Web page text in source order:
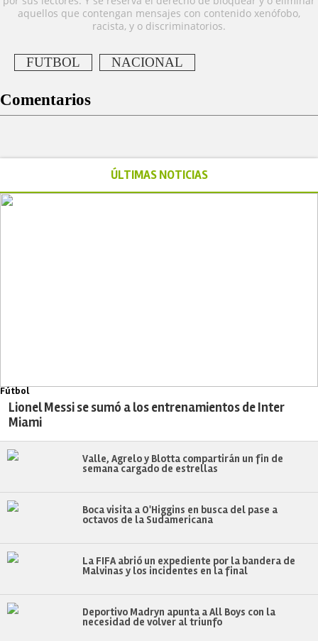
aquellos que contengan mensajes con contenido xenófobo,
racista, y o discriminatorios.
FUTBOL NACIONAL
Comentarios
ÚLTIMAS NOTICIAS
Fútbol
Lionel Messi se sumó a los entrenamientos de Inter
Miami
Valle, Agrelo y Blotta compartirán un fin de
semana cargado de estrellas
Boca visita a O'Higgins en busca del pase a
octavos de la Sudamericana
La FIFA abrió un expediente por la bandera de
Malvinas y los incidentes en la final
Deportivo Madryn apunta a All Boys con la
necesidad de volver al triunfo